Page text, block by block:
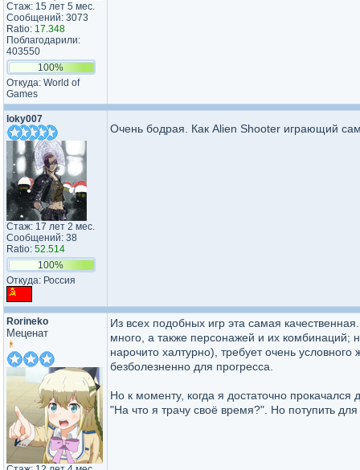
Стаж: 15 лет 5 мес.
Сообщений: 3073
Ratio: 17.348
Поблагодарили:
403550
100%
Откуда: World of
Games
loky007
Стаж: 17 лет 2 мес.
Сообщений: 38
Ratio: 52.514
100%
Откуда: Россия
Очень бодрая. Как Alien Shooter играющий
Rorineko
Меценат
Из всех подобных игр эта самая
много, а также персонажей и их комбинаций;
нарочито халтурно), требует очень
безболезненно для прогресса.
Но к моменту, когда я достаточно
"На что я трачу своё время?". Но потупить